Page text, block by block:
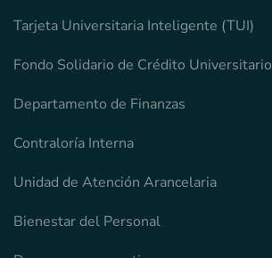
Tarjeta Universitaria Inteligente (TUI)
Fondo Solidario de Crédito Universitario
Departamento de Finanzas
Contraloría Interna
Unidad de Atención Arancelaria
Bienestar del Personal